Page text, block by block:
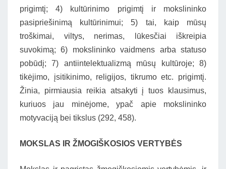
prigimtį; 4) kultūrinimo prigimtį ir mokslininko
pasipriešinimą kultūrinimui; 5) tai, kaip mūsų
troškimai, viltys, nerimas, lūkesčiai iškreipia
suvokimą; 6) mokslininko vaidmens arba statuso
pobūdį; 7) antiintelektualizmą mūsų kultūroje; 8)
tikėjimo, įsitikinimo, religijos, tikrumo etc. prigimtį.
Žinia, pirmiausia reikia atsakyti į tuos klausimus,
kuriuos jau minėjome, ypač apie mokslininko
motyvaciją bei tikslus (292, 458).
MOKSLAS IR ŽMOGIŠKOSIOS VERTYBĖS